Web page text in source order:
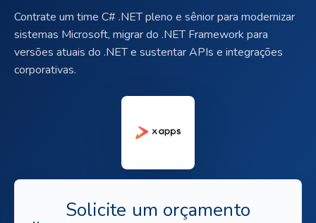
Contrate um time C# .NET pleno e sênior para modernizar
sistemas Microsoft, migrar do .NET Framework para
versões atuais do .NET e sustentar APIs e integrações
corporativas.
Solicite um orçamento